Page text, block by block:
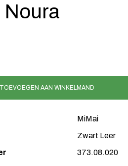
Noura
TOEVOEGEN AAN WINKELMAND
MiMai
Zwart Leer
373.08.020